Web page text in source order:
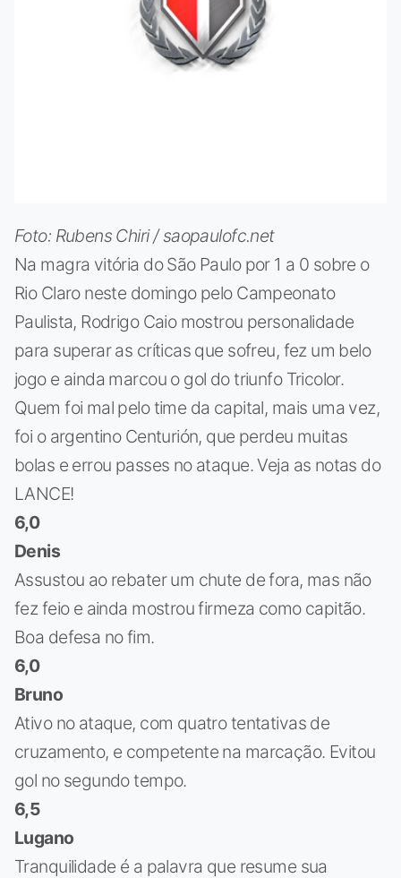
Foto: Rubens Chiri / saopaulofc.net
Na magra vitória do São Paulo por 1 a 0 sobre o
Rio Claro neste domingo pelo Campeonato
Paulista, Rodrigo Caio mostrou personalidade
para superar as críticas que sofreu, fez um belo
jogo e ainda marcou o gol do triunfo Tricolor.
Quem foi mal pelo time da capital, mais uma vez,
foi o argentino Centurión, que perdeu muitas
bolas e errou passes no ataque. Veja as notas do
LANCE!
6,0
Denis
Assustou ao rebater um chute de fora, mas não
fez feio e ainda mostrou firmeza como capitão.
Boa defesa no fim.
6,0
Bruno
Ativo no ataque, com quatro tentativas de
cruzamento, e competente na marcação. Evitou
gol no segundo tempo.
6,5
Lugano
Tranquilidade é a palavra que resume sua